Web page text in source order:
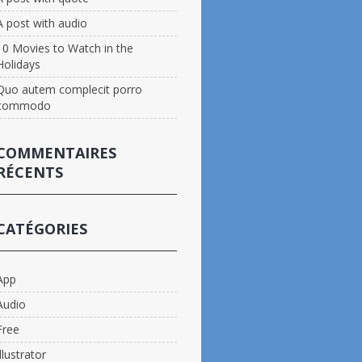
post with audio
Movies to Watch in the
autem complecit porro